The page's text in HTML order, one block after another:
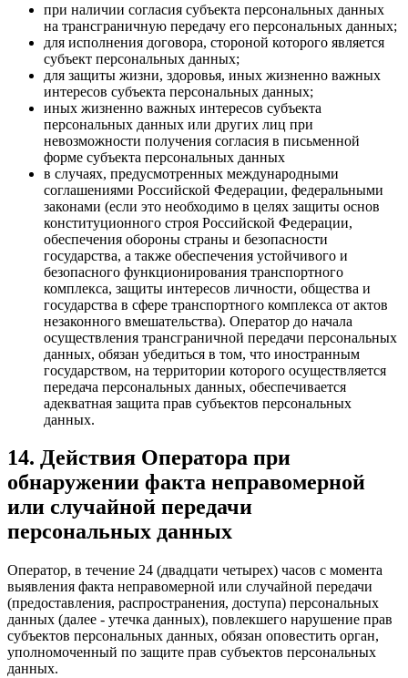
при наличии согласия субъекта персональных данных
на трансграничную передачу его персональных данных;
для исполнения договора, стороной которого является
субъект персональных данных;
для защиты жизни, здоровья, иных жизненно важных
интересов субъекта персональных данных;
иных жизненно важных интересов субъекта
персональных данных или других лиц при
невозможности получения согласия в письменной
форме субъекта персональных данных
в случаях, предусмотренных международными
соглашениями Российской Федерации, федеральными
законами (если это необходимо в целях защиты основ
конституционного строя Российской Федерации,
обеспечения обороны страны и безопасности
государства, а также обеспечения устойчивого и
безопасного функционирования транспортного
комплекса, защиты интересов личности, общества и
государства в сфере транспортного комплекса от актов
незаконного вмешательства). Оператор до начала
осуществления трансграничной передачи персональных
данных, обязан убедиться в том, что иностранным
государством, на территории которого осуществляется
передача персональных данных, обеспечивается
адекватная защита прав субъектов персональных
данных.
14. Действия Оператора при
обнаружении факта неправомерной
или случайной передачи
персональных данных
Оператор, в течение 24 (двадцати четырех) часов с момента
выявления факта неправомерной или случайной передачи
(предоставления, распространения, доступа) персональных
данных (далее - утечка данных), повлекшего нарушение прав
субъектов персональных данных, обязан оповестить орган,
уполномоченный по защите прав субъектов персональных
данных.